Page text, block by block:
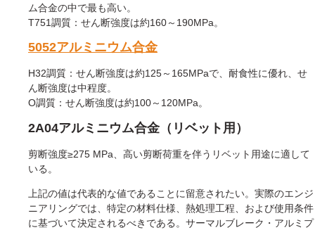
ム合金の中で最も高い。
T751調質：せん断強度は約160～190MPa。
5052アルミニウム合金
H32調質：せん断強度は約125～165MPaで、耐食性に優れ、せ
ん断強度は中程度。
O調質：せん断強度は約100～120MPa。
2A04アルミニウム合金（リベット用）
剪断強度≥275 MPa、高い剪断荷重を伴うリベット用途に適して
いる。
上記の値は代表的な値であることに留意されたい。実際のエンジ
ニアリングでは、特定の材料仕様、熱処理工程、および使用条件
に基づいて決定されるべきである。サーマルブレーク・アルミプ